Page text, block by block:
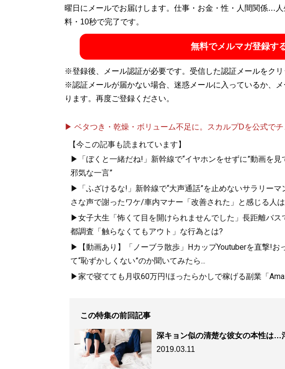
曜日にメールでお届けします。仕事・お金・性・人間関係…
料・10秒で完了です。
無料でメルマガ登録
※登録後、メール認証が必要です。受信した認証メールをクリ
※認証メールが届かない場合、迷惑メールに入っているか、
ります。再度ご登録ください。
▶ ベタつき・乾燥・ボリューム不足に。スカルプDを公式でチ
【今この記事も読まれています】
▶「ぼくと一緒だね!」新幹線で“イヤホンをせずに”動画を
邪気な一言”
▶「ふざけるな!」新幹線で“大声通話”を止めないサラリー
さな声で謝ったワケ/車内マナー「改善された」と感じる人
▶女子大生「怖くて目を開けられませんでした」長距離バス
都調査「触らなくてもアウト」な行為とは?
▶【動画あり】「ノーブラ散歩」HカップYoutuberを直撃!お
て“恥ずかしくない”のか聞いてみたら...
▶家で寝てても月収60万円!ほったらかしで稼げる副業「
この特集の前回記事
深キョン似の清楚な彼女の本性は…
2019.03.11